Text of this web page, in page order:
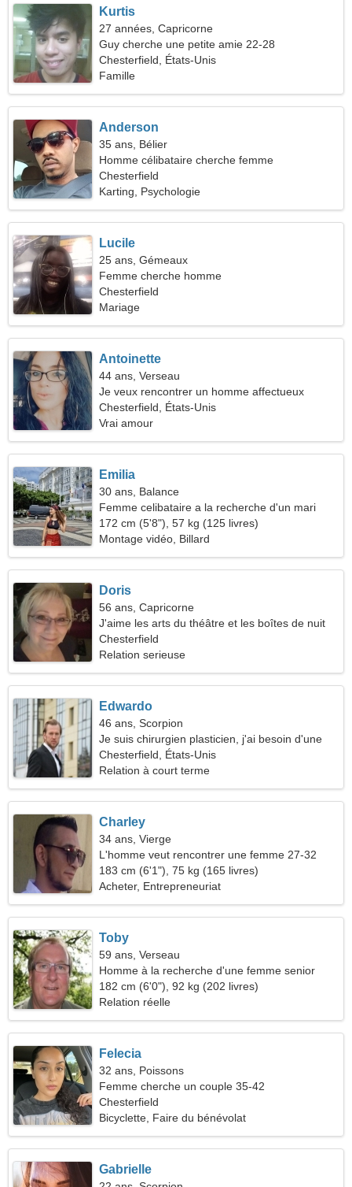
Kurtis
27 années, Capricorne
Guy cherche une petite amie 22-28
Chesterfield, États-Unis
Famille
Anderson
35 ans, Bélier
Homme célibataire cherche femme
Chesterfield
Karting, Psychologie
Lucile
25 ans, Gémeaux
Femme cherche homme
Chesterfield
Mariage
Antoinette
44 ans, Verseau
Je veux rencontrer un homme affectueux
Chesterfield, États-Unis
Vrai amour
Emilia
30 ans, Balance
Femme celibataire a la recherche d'un mari
172 cm (5'8"), 57 kg (125 livres)
Montage vidéo, Billard
Doris
56 ans, Capricorne
J'aime les arts du théâtre et les boîtes de nuit
Chesterfield
Relation serieuse
Edwardo
46 ans, Scorpion
Je suis chirurgien plasticien, j'ai besoin d'une
femme sensible
Chesterfield, États-Unis
Relation à court terme
Charley
34 ans, Vierge
L'homme veut rencontrer une femme 27-32
183 cm (6'1"), 75 kg (165 livres)
Acheter, Entrepreneuriat
Toby
59 ans, Verseau
Homme à la recherche d'une femme senior
182 cm (6'0"), 92 kg (202 livres)
Relation réelle
Felecia
32 ans, Poissons
Femme cherche un couple 35-42
Chesterfield
Bicyclette, Faire du bénévolat
Gabrielle